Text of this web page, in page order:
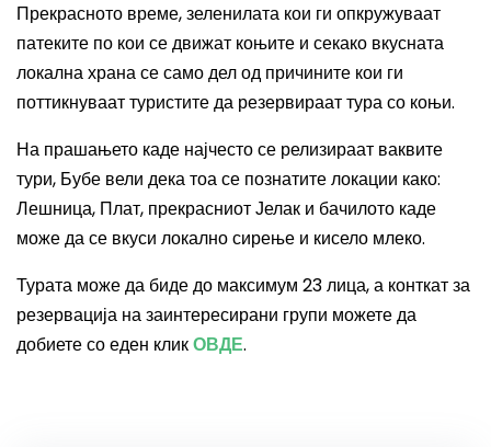
Прекрасното време, зеленилата кои ги опкружуваат
патеките по кои се движат коњите и секако вкусната
локална храна се само дел од причините кои ги
поттикнуваат туристите да резервираат тура со коњи.
На прашањето каде најчесто се релизираат ваквите
тури, Бубе вели дека тоа се познатите локации како:
Лешница, Плат, прекрасниот Јелак и бачилото каде
може да се вкуси локално сирење и кисело млеко.
Турата може да биде до максимум 23 лица, а конткат за
резервација на заинтересирани групи можете да
добиете со еден кликОВДЕ.